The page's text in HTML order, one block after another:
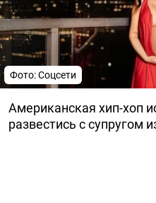
Фото: Соцсети
Американская хип-хоп
развестись с супругом